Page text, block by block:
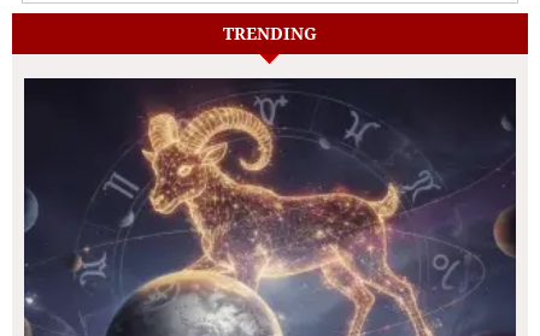
TRENDING